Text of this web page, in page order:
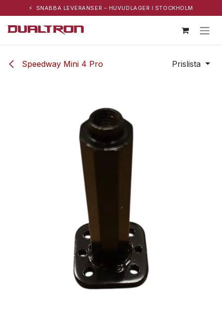
⚡ SNABBA LEVERANSER – HUVUDLAGER I STOCKHOLM
Speedway Mini 4 Pro Prislista